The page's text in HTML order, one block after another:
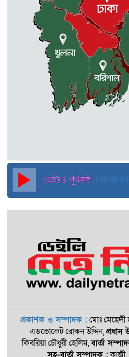
মোহনগঞ্জে
প্রাণ গেল স্বাস্থ্য
কুড়িগ্রামে
৩০ মেট্রিক
ক্ষতিগ্রস্ত
জুলাই ব্যবসা ও
হবে: মাহমুদা
দুবাইয়ে
পুলিশের
আহমেদ
FM 88.5
প্রকাশক ও সম্পাদক : মোঃ মেহেদী
এডভোকেট রোকন ‍উদ্দিন,প্রধান
কিবরিয়া চৌধুরী হেলিম,বার্তা
সহ-বার্তা সম্পাদক :